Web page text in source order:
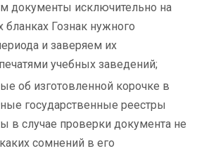
документы исключительно на
бланках Гознак нужного
и заверяем их
учебных заведений;
об изготовленной корочке в
государственные реестры
в случае проверки документа не
сомнений в его